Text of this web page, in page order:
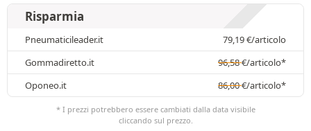
Risparmia
Pneumaticileader.it 79,19€/articolo
Gommadiretto.it
96,58€/articolo*
Oponeo.it
86,00€/articolo*
* I prezzi potrebbero essere cambiati dalla data visibile
cliccando sul prezzo.